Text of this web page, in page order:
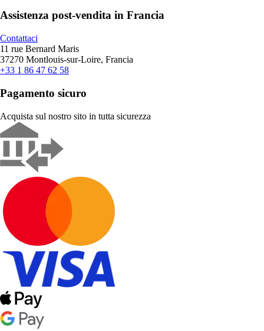
Assistenza post-vendita in Francia
Contattaci
11 rue Bernard Maris
37270 Montlouis-sur-Loire, Francia
+33 1 86 47 62 58
Pagamento sicuro
Acquista sul nostro sito in tutta sicurezza